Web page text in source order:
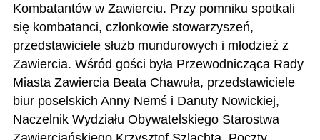
Kombatantów w Zawierciu. Przy pomniku spotkali
się kombatanci, członkowie stowarzyszeń,
przedstawiciele służb mundurowych i młodzież z
Zawiercia. Wśród gości była Przewodnicząca Rady
Miasta Zawiercia Beata Chawuła, przedstawiciele
biur poselskich Anny Nemś i Danuty Nowickiej,
Naczelnik Wydziału Obywatelskiego Starostwa